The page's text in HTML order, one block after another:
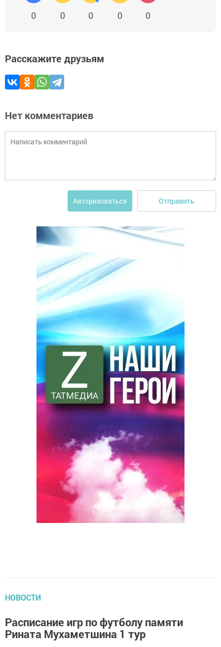
0 0 0 0 0
Расскажите друзьям
Нет комментариев
Авторизоваться Отправить
НОВОСТИ
Расписание игр по футболу памяти
Рината Мухаметшина 1 тур